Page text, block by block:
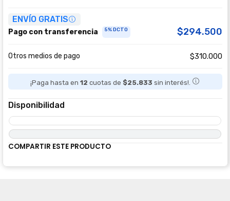
ENVÍO GRATIS
Pago con transferencia 5% DCTO $294.500
Otros medios de pago $310.000
¡Paga hasta en 12 cuotas de $25.833 sin interés!.
Disponibilidad
COMPARTIR ESTE PRODUCTO